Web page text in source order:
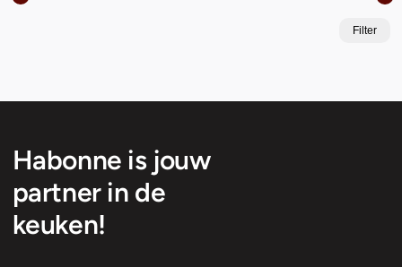
Filter
Habonne is jouw
partner in de
keuken!